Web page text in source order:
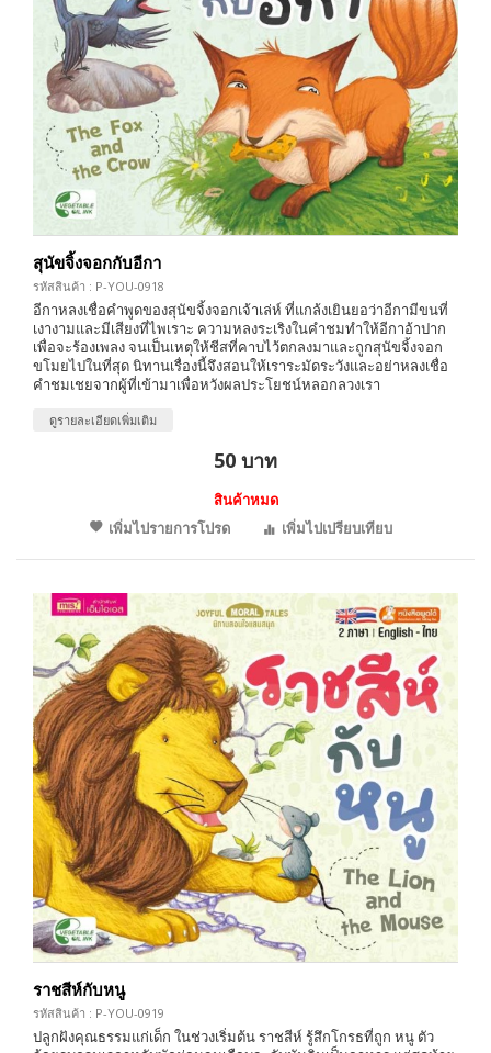
สุนัขจิ้งจอกกับอีกา
รหัสสินค้า : P-YOU-0918
อีกาหลงเชื่อคำพูดของสุนัขจิ้งจอกเจ้าเล่ห์ ที่แกล้งเยินยอว่าอีกามีขนที่
เงางามและมีเสียงที่ไพเราะ ความหลงระเริงในคำชมทำให้อีกาอ้าปาก
เพื่อจะร้องเพลง จนเป็นเหตุให้ชีสที่คาบไว้ตกลงมาและถูกสุนัขจิ้งจอก
ขโมยไปในที่สุด นิทานเรื่องนี้จึงสอนให้เราระมัดระวังและอย่าหลงเชื่อ
คำชมเชยจากผู้ที่เข้ามาเพื่อหวังผลประโยชน์หลอกลวงเรา
ดูรายละเอียดเพิ่มเติม
50 บาท
สินค้าหมด
เพิ่มไปรายการโปรด
เพิ่มไปเปรียบเทียบ
ราชสีห์กับหนู
รหัสสินค้า : P-YOU-0919
ปลูกฝังคุณธรรมแก่เด็ก ในช่วงเริ่มต้น ราชสีห์ รู้สึกโกรธที่ถูก หนู ตัว